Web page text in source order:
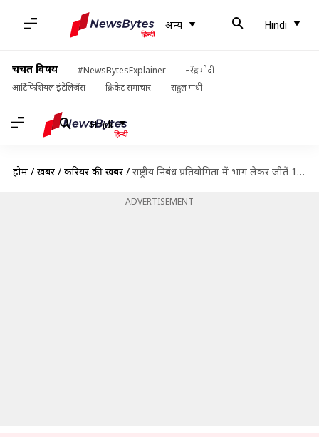
अन्य Hindi
चर्चित विषय #NewsBytesExplainer
नरेंद्र मोदी
आर्टिफिशियल इंटेलिजेंस
क्रिकेट समाचार राहुल गांधी
Hindi
होम / खबरें / करियर की खबरें / राष्ट्रीय निबंध प्रतियोगिता में भाग लेकर जीतें 15,000 रुपये तक का इनाम
ADVERTISEMENT